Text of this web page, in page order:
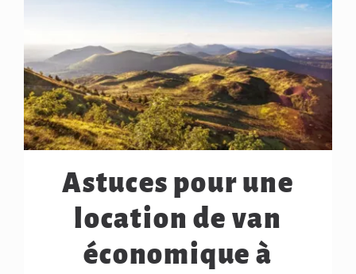
Astuces pour une
location de van
économique à